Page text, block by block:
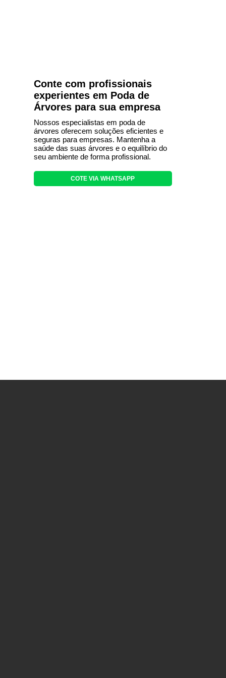
Conte com profissionais
experientes em Poda de
Árvores para sua empresa
Nossos especialistas em poda de
árvores oferecem soluções eficientes e
seguras para empresas. Mantenha a
saúde das suas árvores e o equilíbrio do
seu ambiente de forma profissional.
COTE VIA WHATSAPP